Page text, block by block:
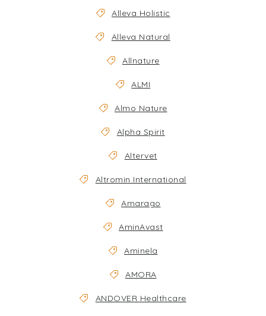
Alleva Holistic
Alleva Natural
Allnature
ALMI
Almo Nature
Alpha Spirit
Altervet
Altromin International
Amarago
AminAvast
Aminela
AMORA
ANDOVER Healthcare